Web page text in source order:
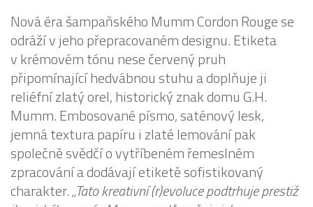
Nová éra šampaňského Mumm Cordon Rouge se
odráží v jeho přepracovaném designu. Etiketa
v krémovém tónu nese červený pruh
připomínající hedvábnou stuhu a doplňuje ji
reliéfní zlatý orel, historický znak domu G.H.
Mumm. Embosované písmo, saténový lesk,
jemná textura papíru i zlaté lemování pak
společně svědčí o vytříbeném řemeslném
zpracování a dodávají etiketě sofistikovaný
charakter.„Tato kreativní (r)evoluce podtrhuje prestiž